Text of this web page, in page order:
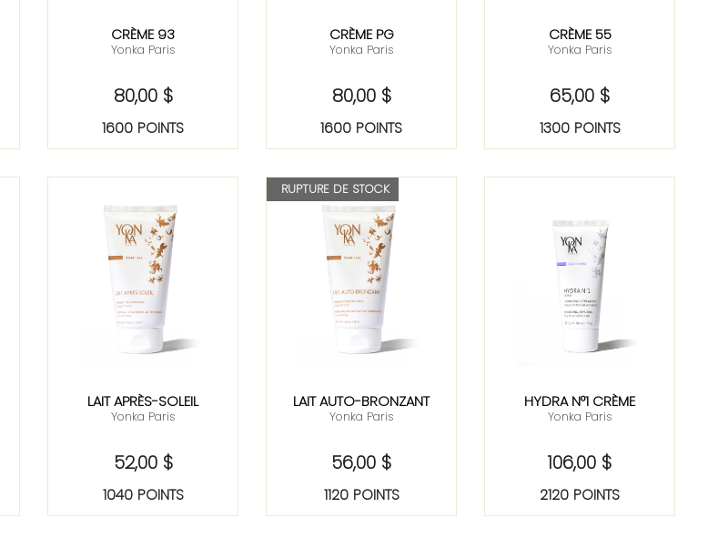
CRÈME 93
Yonka Paris
80,00 $
1600 POINTS
CRÈME PG
Yonka Paris
80,00 $
1600 POINTS
CRÈME 55
Yonka Paris
65,00 $
1300 POINTS
LAIT APRÈS-SOLEIL
Yonka Paris
52,00 $
1040 POINTS
RUPTURE DE STOCK
LAIT AUTO-BRONZANT
Yonka Paris
56,00 $
1120 POINTS
HYDRA N°1 CRÈME
Yonka Paris
106,00 $
2120 POINTS